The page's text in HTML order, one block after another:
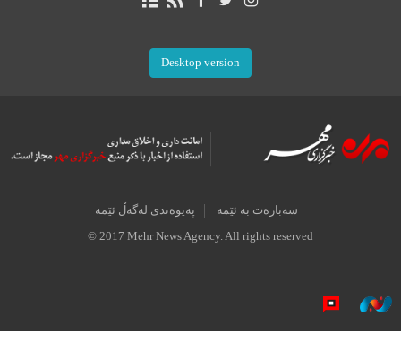
Desktop version
سەبارەت بە ئێمە پەیوەندی لەگەڵ ئێمە
© 2017 Mehr News Agency. All rights reserved